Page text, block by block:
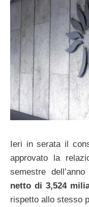
Ieri in serata il
approvato la
semestre
netto di 3,524
rispetto allo stesso